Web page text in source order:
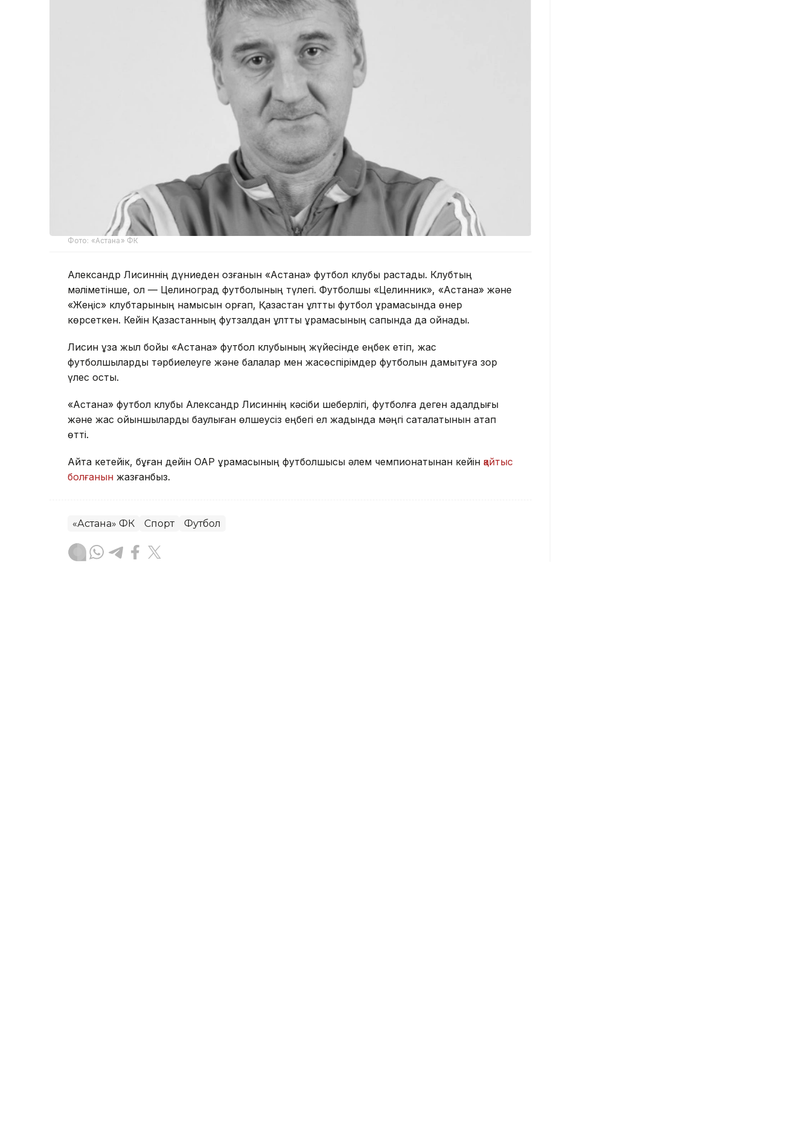
Фото: «Астана» ФК
Александр Лисиннің дүниеден озғанын «Астана» футбол клубы растады. Клубтың
мәліметінше, ол — Целиноград футболының түлегі. Футболшы «Целинник», «Астана» және
«Жеңіс» клубтарының намысын қорғап, Қазақстан ұлттық футбол құрамасында өнер
көрсеткен. Кейін Қазақстанның футзалдан ұлттық құрамасының сапында да ойнады.
Лисин ұзақ жыл бойы «Астана» футбол клубының жүйесінде еңбек етіп, жас
футболшыларды тәрбиелеуге және балалар мен жасөспірімдер футболын дамытуға зор
үлес қосты.
«Астана» футбол клубы Александр Лисиннің кәсіби шеберлігі, футболға деген адалдығы
және жас ойыншыларды баулыған өлшеусіз еңбегі ел жадында мәңгі сақталатынын атап
өтті.
Айта кетейік, бұған дейін ОАР құрамасының футболшысы әлем чемпионатынан кейін қайтыс
болғанын жазғанбыз.
«Астана» ФК Спорт Футбол